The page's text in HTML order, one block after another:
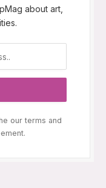
about art,
our terms and